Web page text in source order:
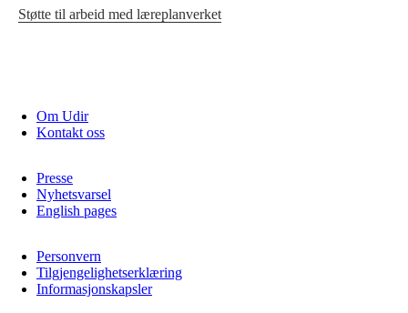
Støtte til arbeid med læreplanverket
Om Udir
Kontakt oss
Presse
Nyhetsvarsel
English pages
Personvern
Tilgjengelighetserklæring
Informasjonskapsler